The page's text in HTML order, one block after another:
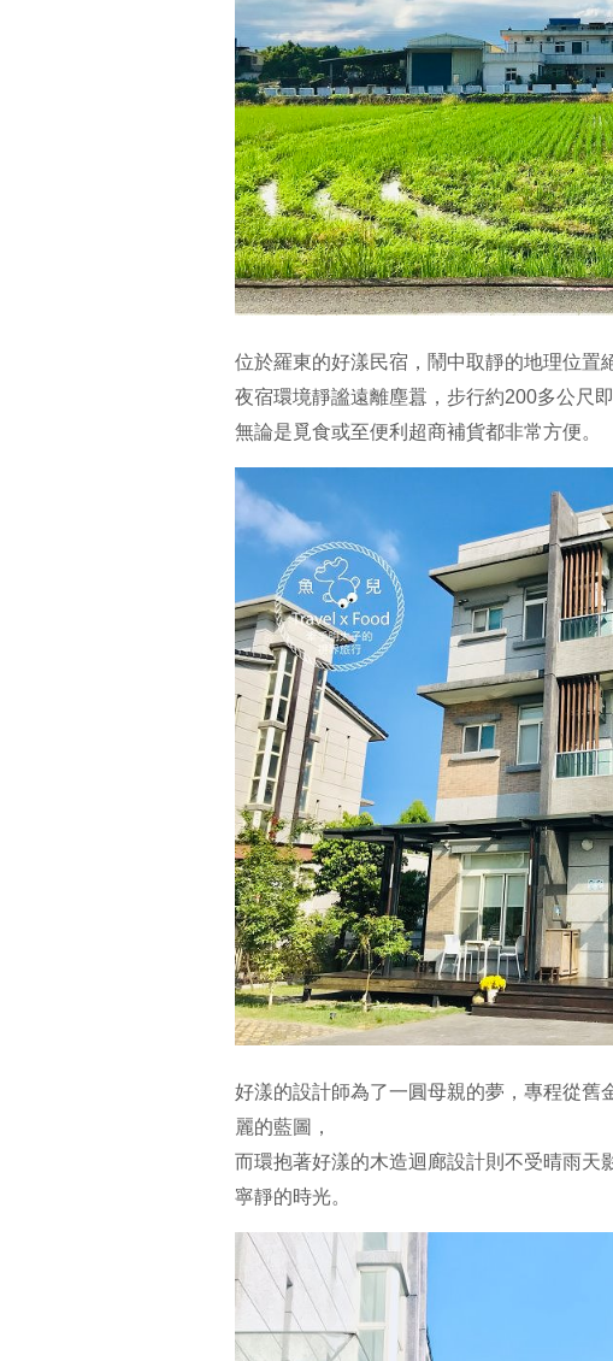
位於羅東的好漾民宿，鬧中取靜的地理位置
夜宿環境靜謐遠離塵囂，步行約200多公尺
無論是覓食或至便利超商補貨都非常方便。
好漾的設計師為了一圓母親的夢，專程從舊
麗的藍圖，
而環抱著好漾的木造迴廊設計則不受晴雨天
寧靜的時光。